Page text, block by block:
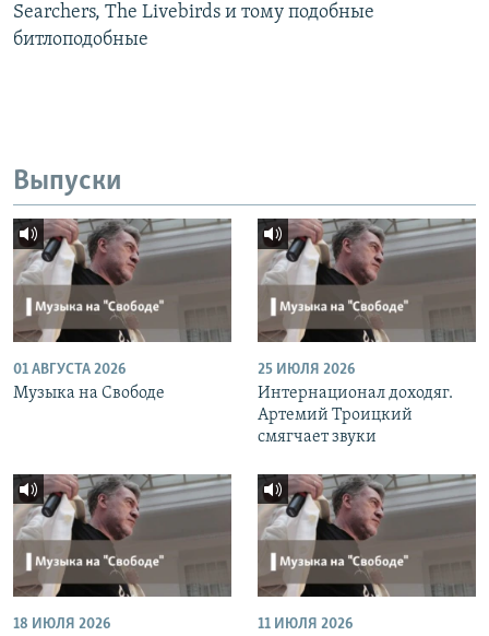
Searchers, The Livebirds и тому подобные
битлоподобные
Выпуски
01 АВГУСТА 2026
Музыка на Свободе
25 ИЮЛЯ 2026
Интернационал доходяг.
Артемий Троицкий
смягчает звуки
18 ИЮЛЯ 2026 11 ИЮЛЯ 2026